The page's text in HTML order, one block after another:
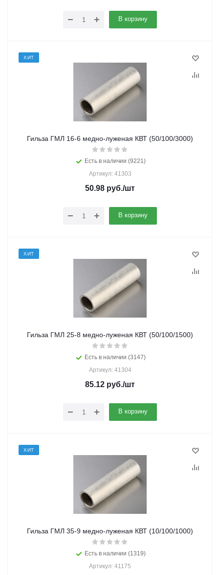
В корзину
ХИТ
Гильза ГМЛ 16-6 медно-луженая КВТ (50/100/3000)
Есть в наличии (9221)
Артикул: 41303
50.98 руб./шт
В корзину
ХИТ
Гильза ГМЛ 25-8 медно-луженая КВТ (50/100/1500)
Есть в наличии (3147)
Артикул: 41304
85.12 руб./шт
В корзину
ХИТ
Гильза ГМЛ 35-9 медно-луженая КВТ (10/100/1000)
Есть в наличии (1319)
Артикул: 41175